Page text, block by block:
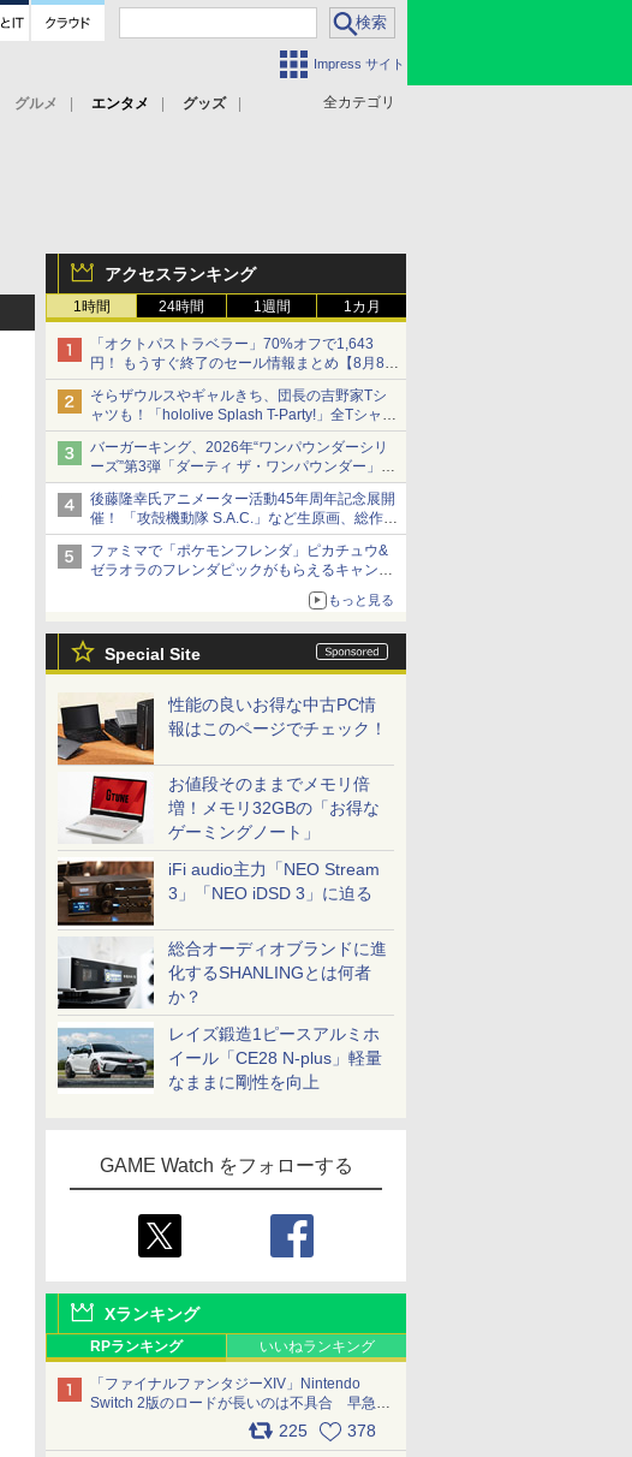
Impress サイト
全カテゴリ
グルメ エンタメ
グッズ
アクセスランキング
1時間 24時間 1週間 1カ月
「オクトパストラベラー」70%オフで1,643
円！ もうすぐ終了のセール情報まとめ【8月8日
更新】
ニンテンドーeショップでは「大神 絶景版」が
67%オフで990円
そらザウルスやギャルきち、団長の吉野家Tシ
ャツも！「hololive Splash T-Party!」全Tシャツ
ラインナップ公開＆オンライン販売開始
バーガーキング、2026年“ワンパウンダーシリ
ーズ”第3弾「ダーティ ザ・ワンパウンダー」を
8月7日発売
「特製ガーリックマヨソース」を使用した超大
型チーズバーガー
後藤隆幸氏アニメーター活動45年周年記念展開
催！ 「攻殻機動隊 S.A.C.」など生原画、総作画
監督修正が展示
ファミマで「ポケモンフレンダ」ピカチュウ&
ゼラオラのフレンダピックがもらえるキャンペ
もっと見る
Special Site
性能の良いお得な中古PC情
報はこのページでチェック！
お値段そのままでメモリ倍
増！メモリ32GBの「お得な
ゲーミングノート」
iFi audio主力「NEO Stream
3」「NEO iDSD 3」に迫る
総合オーディオブランドに進
化するSHANLINGとは何者
か？
レイズ鍛造1ピースアルミホ
イール「CE28 N-plus」軽量
なままに剛性を向上
GAME Watch をフォローする
Xランキング
RPランキング いいねランキング
「ファイナルファンタジーXIV」Nintendo
Switch 2版のロードが長いのは不具合 早急に
アップデートできるよう対応中225 378